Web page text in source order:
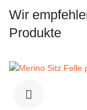
Wir
Produkte